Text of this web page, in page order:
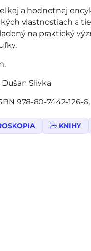
a hodnotnej
vlastnostiach a
na praktický
Slivka
978-80-7442-126-
KNIHY